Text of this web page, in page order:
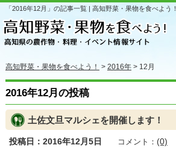
「2016年12月」の記事一覧 | 高知野菜・果物を食べよう！
高知野菜・果物を食べよう！ > 2016年> 12月
2016年12月の投稿
土佐文旦マルシェを開催します！
投稿日：2016年12月5日 コメント： (0)